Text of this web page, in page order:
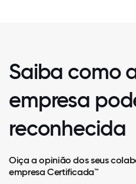
Saiba como
empresa
reconhecida
Oiça a opinião dos seus
empresa Certificada™